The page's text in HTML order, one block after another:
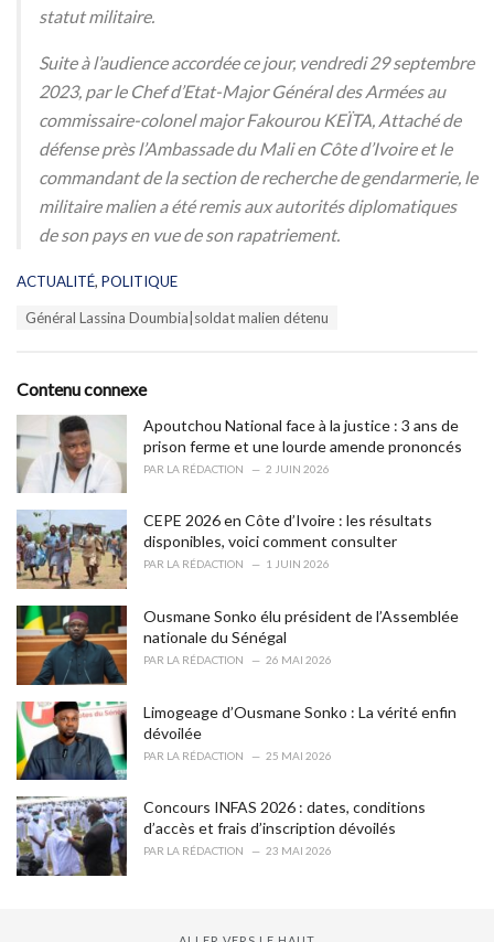
statut militaire.
Suite à l’audience accordée ce jour, vendredi 29 septembre
2023, par le Chef d’Etat-Major Général des Armées au
commissaire-colonel major Fakourou KEÏTA, Attaché de
défense près l’Ambassade du Mali en Côte d’Ivoire et le
commandant de la section de recherche de gendarmerie, le
militaire malien a été remis aux autorités diplomatiques
de son pays en vue de son rapatriement.
C
o
r
i
e
s
:
ACTUALITÉ, POLITIQUE
:
Général Lassina Doumbia|soldat malien détenu
Contenu connexe
Apoutchou National face à la justice : 3 ans de
prison ferme et une lourde amende prononcés
PAR LA RÉDACTION 2 JUIN 2026
CEPE 2026 en Côte d’Ivoire : les résultats
disponibles, voici comment consulter
PAR LA RÉDACTION 1 JUIN 2026
Ousmane Sonko élu président de l’Assemblée
nationale du Sénégal
PAR LA RÉDACTION 26 MAI 2026
Limogeage d’Ousmane Sonko : La vérité enfin
dévoilée
PAR LA RÉDACTION 25 MAI 2026
Concours INFAS 2026 : dates, conditions
d’accès et frais d’inscription dévoilés
PAR LA RÉDACTION 23 MAI 2026